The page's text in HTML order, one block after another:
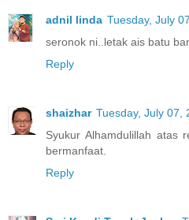
adnil linda Tuesday, July
seronok ni..letak ais batu
Reply
shaizhar Tuesday, July 07,
Syukur Alhamdulillah atas
bermanfaat.
Reply